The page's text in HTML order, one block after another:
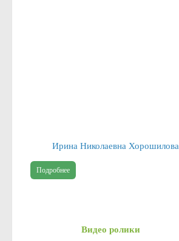
Ирина Николаевна Хорошилова
Подробнее
Видео ролики